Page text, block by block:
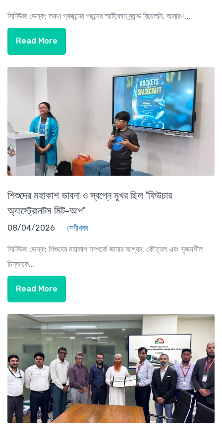
সিনিউজ ডেস্ক: তরুণ প্রজন্মের পছন্দের স্মার্টফোন ব্র্যান্ড রিয়েলমি, আবারও...
Read More
শিশুদের মহাকাশ ভাবনা ও স্বপ্নে মুখর ছিল 'ফিউচার
অ্যাস্ট্রোনটস মিট-আপ'
08/04/2026 দেশীখবর
সিনিউজ ডেস্ক: শিশুদের মহাকাশ সম্পর্কে জানার আগ্রহ, কৌতূহল এবং সৃজনশীল
চিন্তাকে...
Read More